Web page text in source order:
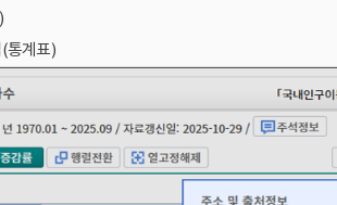
통계표)